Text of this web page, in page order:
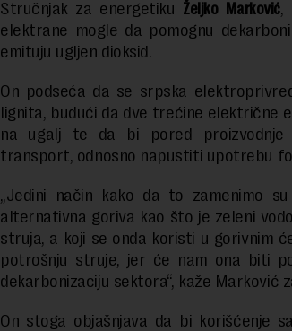
Stručnjak za energetiku Željko Marković,
elektrane mogle da pomognu
emituju ugljen dioksid.
On podseća da se srpska
lignita, budući da dve trećine električne
na ugalj te da bi pored proizvodnje
transport, odnosno napustiti upotrebu
„Jedini način kako da to zamenimo
alternativna goriva kao što je zeleni
struja, a koji se onda koristi u gorivnim
potrošnju struje, jer će nam ona biti
dekarbonizaciju sektora“, kaže Marković
On stoga objašnjava da bi korišćenje